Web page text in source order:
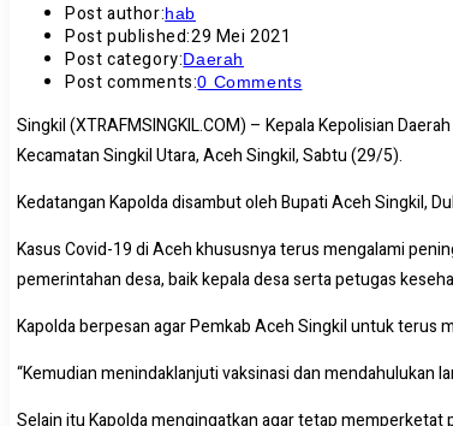
Post author:hab
Post published:29 Mei 2021
Post category:Daerah
Post comments:0 Comments
Singkil (XTRAFMSINGKIL.COM) – Kepala Kepolisian
Kecamatan Singkil Utara, Aceh Singkil, Sabtu (29/5).
Kedatangan Kapolda disambut oleh Bupati Aceh Singkil,
Kasus Covid-19 di Aceh khususnya terus mengalami
pemerintahan desa, baik kepala desa serta petugas
Kapolda berpesan agar Pemkab Aceh Singkil untuk terus
“Kemudian menindaklanjuti vaksinasi dan mendahulukan
Selain itu Kapolda mengingatkan agar tetap